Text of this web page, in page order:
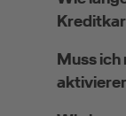
Muss